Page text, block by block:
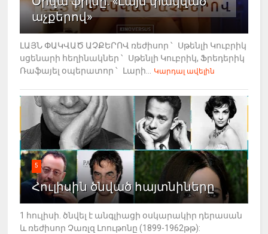
աչքերով»
ԼԱՅՆ ՓԱԿՎԱԾ ԱՉՔԵՐՈՎ ռեժիսոր ՝ Սթենլի Կուբրիկ
սցենարի հեղինակներ ՝ Սթենլի Կուբրիկ, Ֆրեդերիկ
Ռաֆայել օպերատոր ՝ Լարի...
Կարդալ ավելին
5
Հուլիսին ծնված հայտնիները
1 հուլիսի. ծնվել է անգլիացի օսկարակիր դերասան
և ռեժիսոր Չառլզ Լոութոնը (1899-1962թթ):